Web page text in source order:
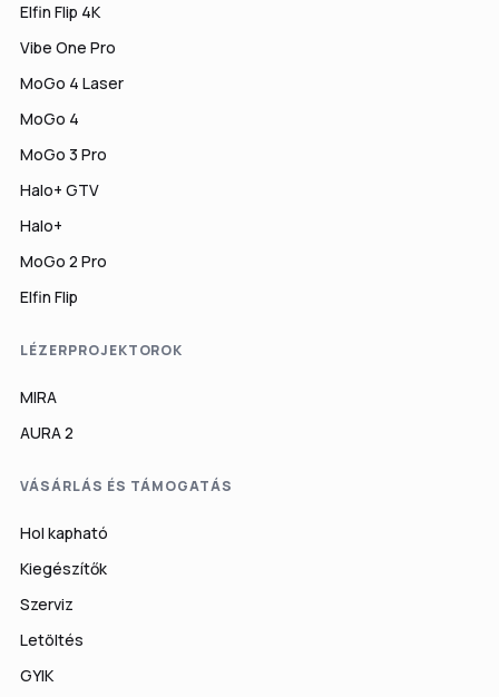
Elfin Flip 4K
Vibe One Pro
MoGo 4 Laser
MoGo 4
MoGo 3 Pro
Halo+ GTV
Halo+
MoGo 2 Pro
Elfin Flip
LÉZERPROJEKTOROK
MIRA
AURA 2
VÁSÁRLÁS ÉS TÁMOGATÁS
Hol kapható
Kiegészítők
Szerviz
Letöltés
GYIK